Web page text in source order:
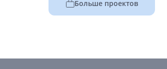
Больше проектов